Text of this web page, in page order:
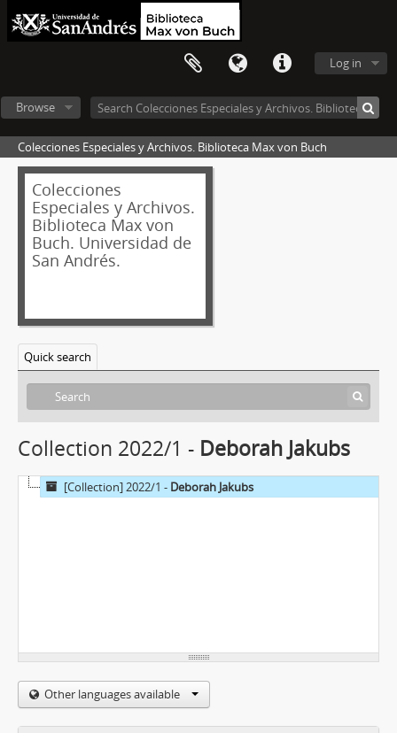
Log in
Browse
Colecciones Especiales y Archivos. Biblioteca Max von Buch
Colecciones
Especiales y Archivos.
Biblioteca Max von
Buch. Universidad de
San Andrés.
Quick search
Collection 2022/1 - Deborah Jakubs
[Collection] 2022/1 - Deborah Jakubs
Other languages available